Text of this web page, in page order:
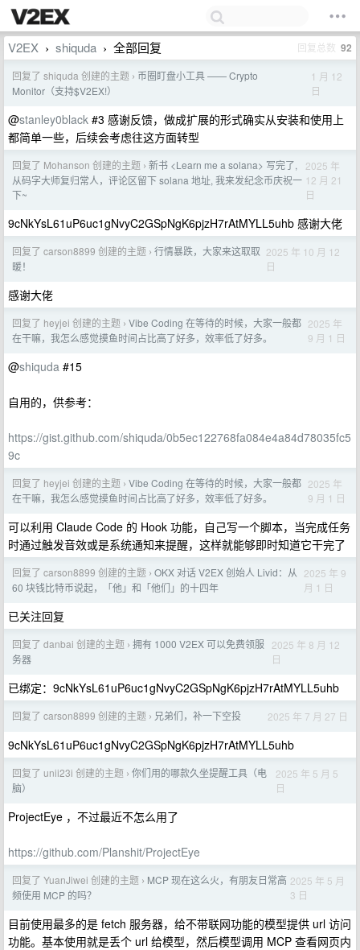
V2EX › shiquda › 全部回复 回复总数 92
回复了 shiquda 创建的主题 › 币圈盯盘小工具 —— Crypto
Monitor（支持$V2EX!）
1 月 12
日
@stanley0black #3 感谢反馈，做成扩展的形式确实从安装和使用上
都简单一些，后续会考虑往这方面转型
回复了 Mohanson 创建的主题 › 新书 <Learn me a solana> 写完了,
从码字大师复归常人，评论区留下 solana 地址, 我来发纪念币庆祝一
下~
2025 年
12 月 21
日
9cNkYsL61uP6uc1gNvyC2GSpNgK6pjzH7rAtMYLL5uhb 感谢大佬
回复了 carson8899 创建的主题 › 行情暴跌，大家来这取取
暖！
2025 年 10 月 12
日
感谢大佬
回复了 heyjei 创建的主题 › Vibe Coding 在等待的时候，大家一般都
在干嘛，我怎么感觉摸鱼时间占比高了好多，效率低了好多。
2025 年
9 月 1 日
@shiquda #15
自用的，供参考：
https://gist.github.com/shiquda/0b5ec122768fa084e4a84d78035fc5
9c
回复了 heyjei 创建的主题 › Vibe Coding 在等待的时候，大家一般都
在干嘛，我怎么感觉摸鱼时间占比高了好多，效率低了好多。
2025 年
9 月 1 日
可以利用 Claude Code 的 Hook 功能，自己写一个脚本，当完成任务
时通过触发音效或是系统通知来提醒，这样就能够即时知道它干完了
回复了 carson8899 创建的主题 › OKX 对话 V2EX 创始人 Livid：从
60 块钱比特币说起，「他」和「他们」的十四年
2025 年 9
月 1 日
已关注回复
回复了 danbai 创建的主题 › 拥有 1000 V2EX 可以免费领服
务器
2025 年 8 月 12
日
已绑定：9cNkYsL61uP6uc1gNvyC2GSpNgK6pjzH7rAtMYLL5uhb
回复了 carson8899 创建的主题 › 兄弟们，补一下空投 2025 年 7 月 27 日
9cNkYsL61uP6uc1gNvyC2GSpNgK6pjzH7rAtMYLL5uhb
回复了 unii23i 创建的主题 › 你们用的哪款久坐提醒工具（电
脑）
2025 年 5 月 5
日
ProjectEye ，不过最近不怎么用了
https://github.com/Planshit/ProjectEye
回复了 YuanJiwei 创建的主题 › MCP 现在这么火，有朋友日常高
频使用 MCP 的吗？
2025 年 5 月
3 日
目前使用最多的是 fetch 服务器，给不带联网功能的模型提供 url 访问
功能。基本使用就是丢个 url 给模型，然后模型调用 MCP 查看网页内